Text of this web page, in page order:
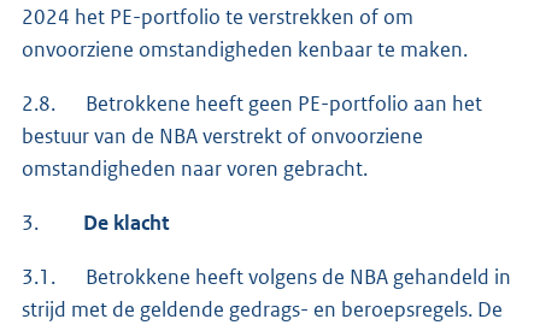
2024 het PE-portfolio te verstrekken of om
onvoorziene omstandigheden kenbaar te maken.
2.8. Betrokkene heeft geen PE-portfolio aan het
bestuur van de NBA verstrekt of onvoorziene
omstandigheden naar voren gebracht.
3. De klacht
3.1. Betrokkene heeft volgens de NBA gehandeld in
strijd met de geldende gedrags- en beroepsregels. De